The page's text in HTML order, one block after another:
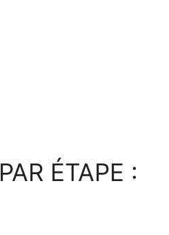
ÉTAPE :